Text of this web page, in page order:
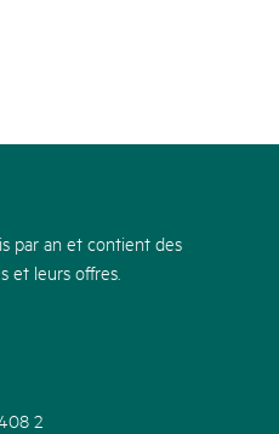
par an et contient des
et leurs offres.
2